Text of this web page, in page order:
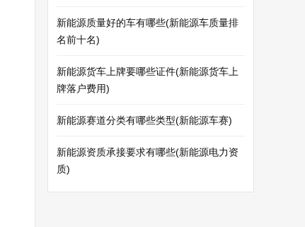
新能源质量好的车有哪些(新能源车质量排
名前十名)
新能源货车上牌要哪些证件(新能源货车上
牌落户费用)
新能源赛道分类有哪些类型(新能源车赛)
新能源资质承接要求有哪些(新能源电力资
质)